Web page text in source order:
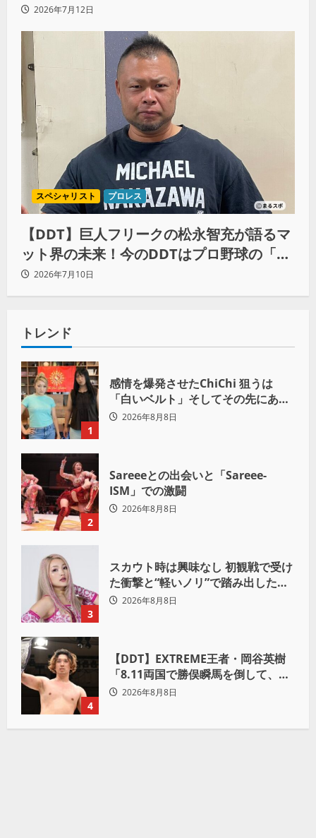
2026年7月12日
スペシャリスト プロレス
【DDT】巨人フリークの松永智充が語るマ
ット界の未来！今のDDTはプロ野球の「ソ
フトバンク状態」
2026年7月10日
トレンド
1
感情を爆発させたChiChi 狙うは
「白いベルト」そしてその先にある
世界へ
2026年8月8日
2
Sareeeとの出会いと「Sareee-
ISM」での激闘
2026年8月8日
3
スカウト時は興味なし 初観戦で受け
た衝撃と“軽いノリ”で踏み出したプ
ロレスへの道
2026年8月8日
4
【DDT】EXTREME王者・岡谷英樹
「8.11両国で勝俣瞬馬を倒して、初
めて“本当の王者”になれる」
2026年8月8日